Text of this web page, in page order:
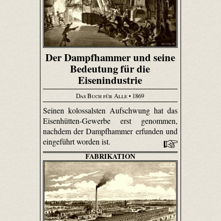
Der Dampfhammer und seine
Bedeutung für die
Eisenindustrie
Das Buch für Alle• 1869
Seinen kolossalsten Aufschwung hat das
Eisenhütten-Gewerbe erst genommen,
nachdem der Dampfhammer erfunden und
eingeführt worden ist.
FABRIKATION